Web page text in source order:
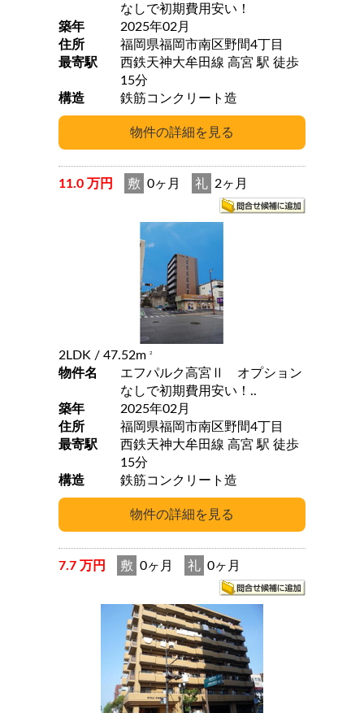
なしで初期費用安い！
築年
2025年02月
住所
福岡県福岡市南区野間4丁目
最寄駅
西鉄天神大牟田線 高宮 駅 徒歩
15分
構造
鉄筋コンクリート造
11.0 万円 敷 0ヶ月 礼 2ヶ月
2LDK / 47.52m 2
物件名
エフパルク高宮Ⅱ オプション
なしで初期費用安い！..
築年
2025年02月
住所
福岡県福岡市南区野間4丁目
最寄駅
西鉄天神大牟田線 高宮 駅 徒歩
15分
構造
鉄筋コンクリート造
7.7 万円 敷 0ヶ月 礼 0ヶ月